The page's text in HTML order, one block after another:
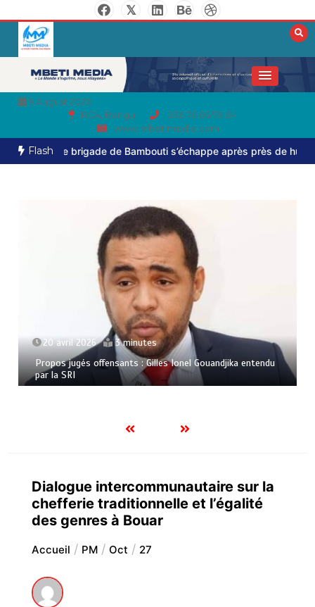
9 August 2026
RCA, Bangui
236 76 05 79 64
www.mbetimedia.com
Flash
brigade de Bambouti s’échappe après près de huit mois de
20 avril 2026 3 minutes
Propos jugés offensants : Gilles Ionel Gouandjika entendu
par la SRI
Dialogue intercommunautaire sur la
chefferie traditionnelle et l’égalité
des genres à Bouar
Accueil PM Oct 27